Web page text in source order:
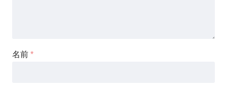
名前 *